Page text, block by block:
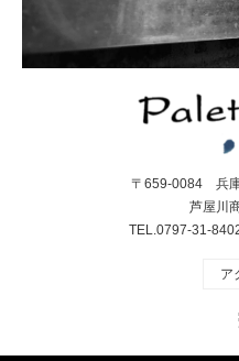
〒659-0084 兵
芦屋川
TEL.0797-31-
ア